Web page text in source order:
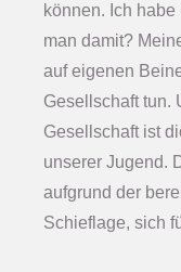
können. Ich
man damit?
auf eigenen
Gesellschaft tun.
Gesellschaft ist
unserer Jugend.
aufgrund der
Schieflage, sich